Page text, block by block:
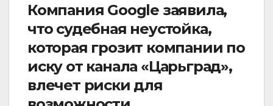
Компания Google заявила,
что судебная неустойка,
которая грозит компании по
иску от канала «Царьград»,
влечет риски для